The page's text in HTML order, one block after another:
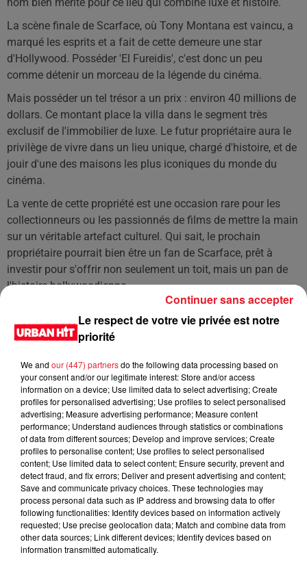
La scène finale de Scarface, où Tony Montana est vaincu, a
marqué les esprits et a fait de cette demeure une star
d'Hollywood. Posséder 'El Fureidis', c'est donc un peu
comme détenir un morceau de la légende du cinéma.
Mais posséder un tel trésor a un prix : environ 40 millions de
dollars. Ce montant place la villa dans le segment très
exclusif de l'immobilier de luxe. Le futur propriétaire aura le
privilège de vivre dans un lieu unique, chargé d'histoire, et de
jouir d'une des maisons les plus iconiques du monde du
cinéma.
La vente de cette propriété est une occasion rare pour les
collectionneurs ou les passionnés de films de mettre la main
sur un véritable artefact culturel. Qui sait, le prochain
propriétaire pourrait bien être un fan de Scarface, prêt à
investir pour s'offrir non seulement un toit, mais un pan de
l'histoire hollywoodienne.
LES DERNIÈRES NEWS Voir plus
d'un homme prétendant être son fils
Cassie met fin à une ex-escorte
masculine dans sa bataille...
Des vitres tombent de la tour
Montparnasse : des désaccords
Le respect de votre vie privée est notre
priorité
We and our (447) partnersdo the following data processing based on
your consent and/or our legitimate interest: Store and/or access
information on a device; Use limited data to select advertising; Create
profiles for personalised advertising; Use profiles to select personalised
advertising; Measure advertising performance; Measure content
performance; Understand audiences through statistics or combinations
of data from different sources; Develop and improve services; Create
profiles to personalise content; Use profiles to select personalised
content; Use limited data to select content; Ensure security, prevent and
detect fraud, and fix errors; Deliver and present advertising and content;
Save and communicate privacy choices. These technologies may
process personal data such as IP address and browsing data to offer
following functionalities: Identify devices based on information actively
requested; Use precise geolocation data; Match and combine data from
other data sources; Link different devices; Identify devices based on
information transmitted automatically.
Continuer sans accepter